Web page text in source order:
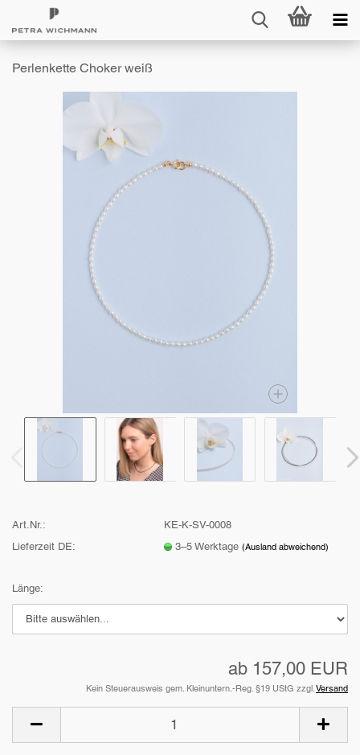
Perlenkette Choker weiß
Art.Nr.:
KE-K-SV-0008
Lieferzeit DE:
3–5 Werktage(Ausland abweichend)
Länge:
ab 157,00 EUR
Kein Steuerausweis gem. Kleinuntern.-Reg. §19 UStG zzgl.Versand